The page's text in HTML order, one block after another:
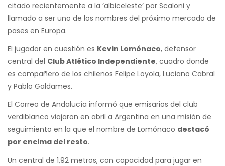
citado recientemente a la ‘albiceleste’ por Scaloni y
llamado a ser uno de los nombres del próximo mercado de
pases en Europa.
El jugador en cuestión es Kevin Lomónaco, defensor
central del Club Atlético Independiente, cuadro donde
es compañero de los chilenos Felipe Loyola, Luciano Cabral
y Pablo Galdames.
El Correo de Andalucía informó que emisarios del club
verdiblanco viajaron en abril a Argentina en una misión de
seguimiento en la que el nombre de Lomónaco destacó
por encima del resto.
Un central de 1,92 metros, con capacidad para jugar en